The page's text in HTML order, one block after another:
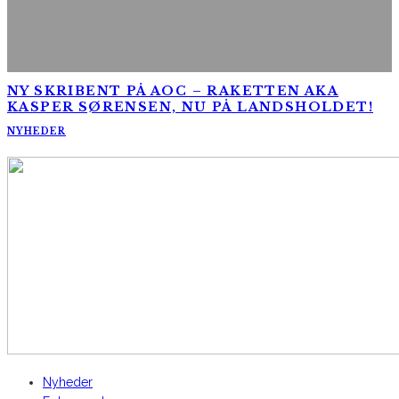
NY SKRIBENT PÅ AOC – RAKETTEN AKA
KASPER SØRENSEN, NU PÅ LANDSHOLDET!
NYHEDER
Nyheder